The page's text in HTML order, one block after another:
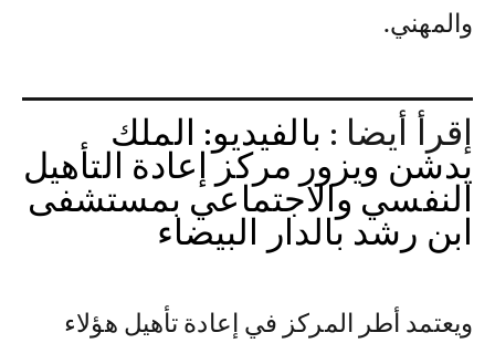
والمهني.
إقرأ أيضا : بالفيديو: الملك
يدشن ويزور مركز إعادة التأهيل
النفسي والاجتماعي بمستشفى
ابن رشد بالدار البيضاء
ويعتمد أطر المركز في إعادة تأهيل هؤلاء